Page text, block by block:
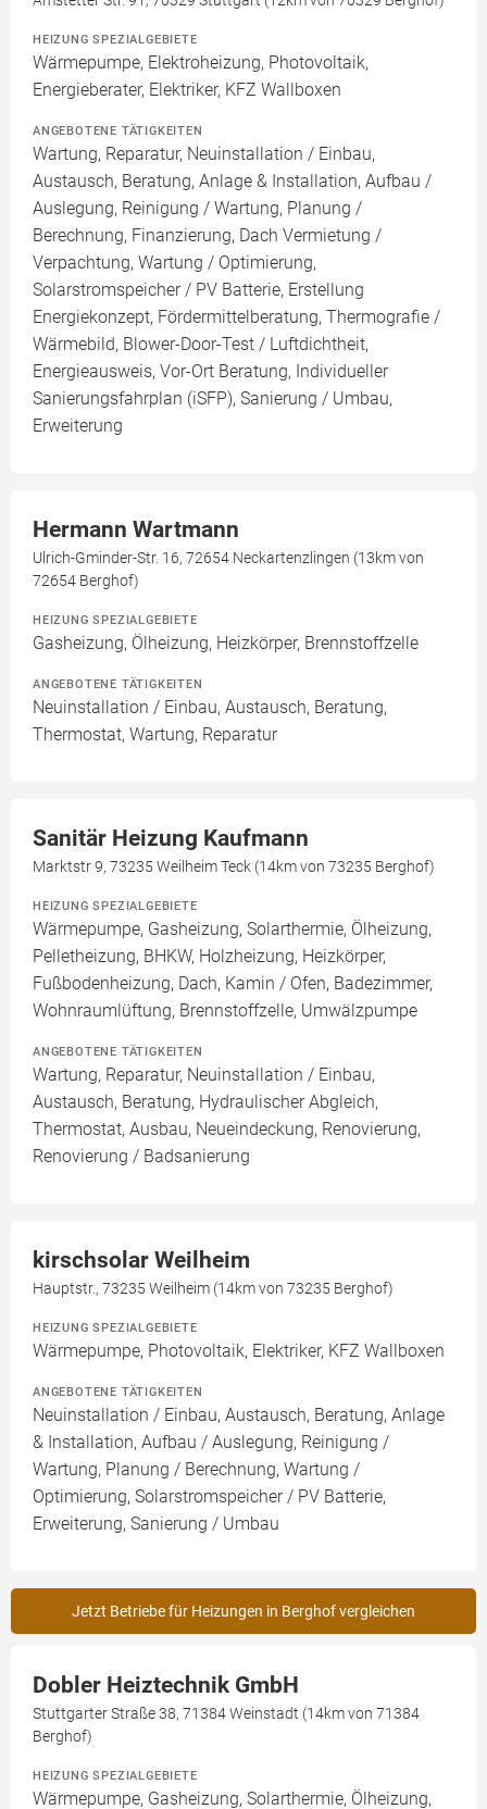
HEIZUNG SPEZIALGEBIETE
Wärmepumpe, Elektroheizung, Photovoltaik,
Energieberater, Elektriker, KFZ Wallboxen
ANGEBOTENE TÄTIGKEITEN
Wartung, Reparatur, Neuinstallation / Einbau,
Austausch, Beratung, Anlage & Installation, Aufbau /
Auslegung, Reinigung / Wartung, Planung /
Berechnung, Finanzierung, Dach Vermietung /
Verpachtung, Wartung / Optimierung,
Solarstromspeicher / PV Batterie, Erstellung
Energiekonzept, Fördermittelberatung, Thermografie /
Wärmebild, Blower-Door-Test / Luftdichtheit,
Energieausweis, Vor-Ort Beratung, Individueller
Sanierungsfahrplan (iSFP), Sanierung / Umbau,
Erweiterung
Hermann Wartmann
Ulrich-Gminder-Str. 16, 72654 Neckartenzlingen (13km von
72654 Berghof)
HEIZUNG SPEZIALGEBIETE
Gasheizung, Ölheizung, Heizkörper, Brennstoffzelle
ANGEBOTENE TÄTIGKEITEN
Neuinstallation / Einbau, Austausch, Beratung,
Thermostat, Wartung, Reparatur
Sanitär Heizung Kaufmann
Marktstr 9, 73235 Weilheim Teck (14km von 73235 Berghof)
HEIZUNG SPEZIALGEBIETE
Wärmepumpe, Gasheizung, Solarthermie, Ölheizung,
Pelletheizung, BHKW, Holzheizung, Heizkörper,
Fußbodenheizung, Dach, Kamin / Ofen, Badezimmer,
Wohnraumlüftung, Brennstoffzelle, Umwälzpumpe
ANGEBOTENE TÄTIGKEITEN
Wartung, Reparatur, Neuinstallation / Einbau,
Austausch, Beratung, Hydraulischer Abgleich,
Thermostat, Ausbau, Neueindeckung, Renovierung,
Renovierung / Badsanierung
kirschsolar Weilheim
Hauptstr., 73235 Weilheim (14km von 73235 Berghof)
HEIZUNG SPEZIALGEBIETE
Wärmepumpe, Photovoltaik, Elektriker, KFZ Wallboxen
ANGEBOTENE TÄTIGKEITEN
Neuinstallation / Einbau, Austausch, Beratung, Anlage
& Installation, Aufbau / Auslegung, Reinigung /
Wartung, Planung / Berechnung, Wartung /
Optimierung, Solarstromspeicher / PV Batterie,
Erweiterung, Sanierung / Umbau
Jetzt Betriebe für Heizungen in Berghof vergleichen
Dobler Heiztechnik GmbH
Stuttgarter Straße 38, 71384 Weinstadt (14km von 71384
Berghof)
HEIZUNG SPEZIALGEBIETE
Wärmepumpe, Gasheizung, Solarthermie, Ölheizung,